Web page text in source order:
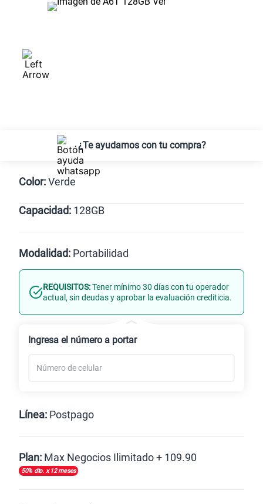
¿Te ayudamos con tu compra?
Color:Verde
Capacidad: 128GB
128GB
Modalidad: Portabilidad
Línea Nueva Portabilidad
REQUISITOS:Tener mínimo 30 días con tu operador
actual, sin deudas y aprobar la evaluación crediticia.
Ingresa el número a portar
Línea: Postpago
Postpago
Plan: Max Negocios Ilimitado + 109.90
50% dto. x 12 meses